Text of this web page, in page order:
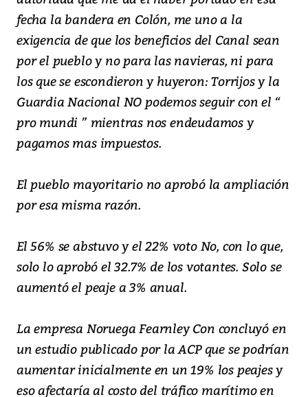
fecha la bandera en Colón, me uno a la
exigencia de que los beneficios del Canal sean
por el pueblo y no para las navieras, ni para
los que se escondieron y huyeron: Torrijos y la
Guardia Nacional NO podemos seguir con el “
pro mundi ” mientras nos endeudamos y
pagamos mas impuestos.
El pueblo mayoritario no aprobó la ampliación
por esa misma razón.
El 56% se abstuvo y el 22% voto No, con lo que,
solo lo aprobó el 32.7% de los votantes. Solo se
aumentó el peaje a 3% anual.
La empresa Noruega Fearnley Con concluyó en
un estudio publicado por la ACP que se podrían
aumentar inicialmente en un 19% los peajes y
eso afectaría al costo del tráfico marítimo en